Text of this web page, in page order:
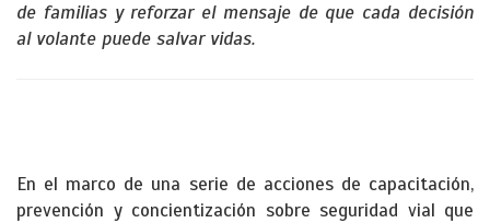
de familias y reforzar el mensaje de que cada decisión
al volante puede salvar vidas.
En el marco de una serie de acciones de capacitación,
prevención y concientización sobre seguridad vial que